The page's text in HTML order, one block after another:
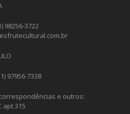
98256-3722
97956-7338
e outros:
apt 315